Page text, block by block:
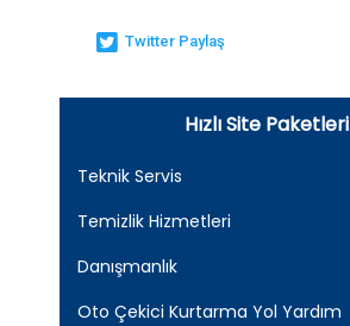
Twitter Paylaş
Hızlı Site Paketleri
Teknik Servis
Temizlik Hizmetleri
Danışmanlık
Oto Çekici Kurtarma Yol Yardım